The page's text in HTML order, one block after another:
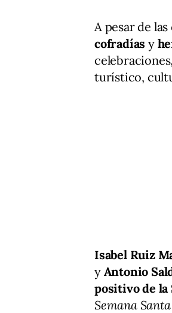
A pesar de
cofradías y
turístico,
Isabel Ruiz
y Antonio
positivo de la
Semana